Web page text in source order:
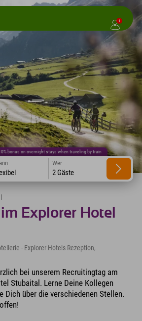
1
bonus on overnight stays when traveling by train
Wer
2 Gäste
Explorer Hotel
- Explorer Hotels Rezeption,
bei unserem Recruitingtag am
Stubaital. Lerne Deine Kollegen
Dich über die verschiedenen Stellen.